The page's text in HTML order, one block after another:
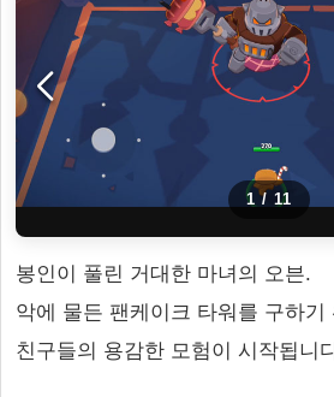
1 / 11
봉인이 풀린 거대한 마녀의 오븐.
악에 물든 팬케이크 타워를 구하
친구들의 용감한 모험이 시작됩니